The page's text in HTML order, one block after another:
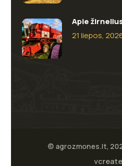
Apie
21 liepos,
© agrozmones.lt,